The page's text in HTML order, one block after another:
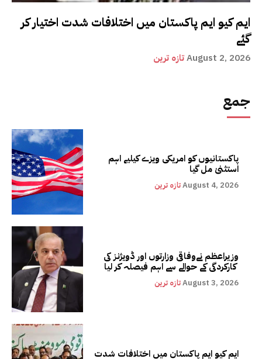
ایم کیو ایم پاکستان میں اختلافات شدت اختیار کر
گئے
تازہ ترینAugust 2, 2026
جمع
پاکستانیوں کو امریکی ویزے کیلیے اہم
استثنیٰ مل گیا
تازہ ترینAugust 4, 2026
وزیراعظم نےوفاقی وزارتوں اور ڈویژنز کی
کارکردگی کے حوالے سے اہم فیصلہ کر لیا
تازہ ترینAugust 3, 2026
ایم کیو ایم پاکستان میں اختلافات شدت